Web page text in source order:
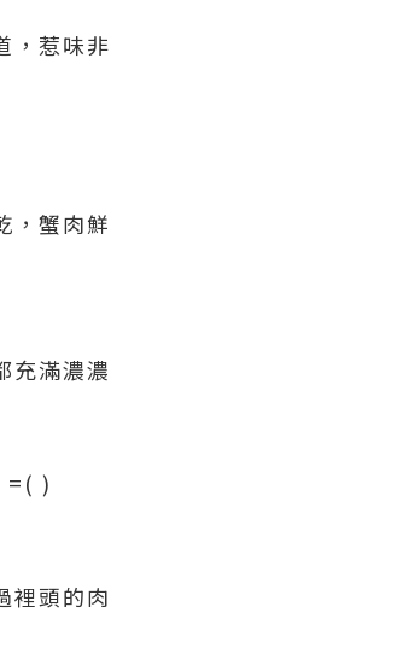
，惹味非
，蟹肉鮮
充滿濃濃
=( )
裡頭的肉